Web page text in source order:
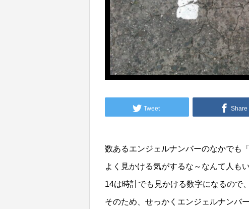
Tweet Share
数あるエンジェルナンバーのなかでも
よく見かける気がするな～なんて人も
14は時計でも見かける数字になるので
そのため、せっかくエンジェルナンバ